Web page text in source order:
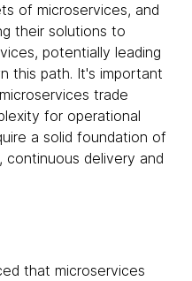
of microservices, and
their solutions to
potentially leading
this path. It's important
trade
for operational
a solid foundation of
continuous delivery and
that microservices